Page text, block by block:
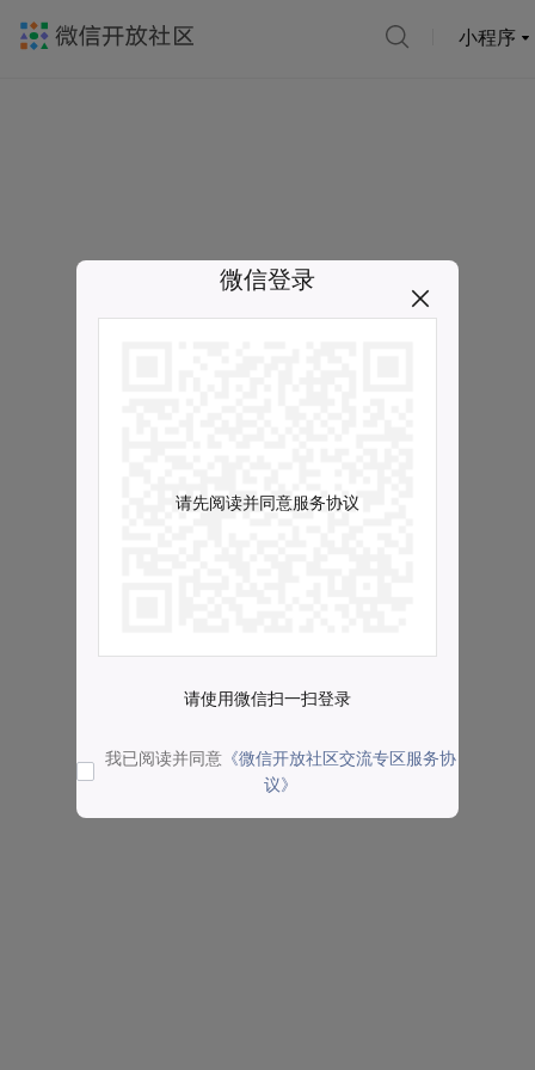
小程序
微信登录
请先阅读并同意服务协议
请使用微信扫一扫登录
我已阅读并同意 《微信开放社区交流专区服务协
议》